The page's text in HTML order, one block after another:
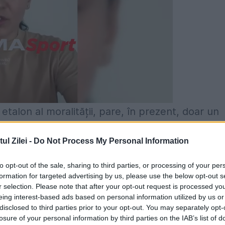
Zilei - Do Not Process My Personal Information
opt-out of the sale, sharing to third parties, or processing of your
for targeted advertising by us, please use the below opt-out
selection. Please note that after your opt-out request is processed
interest-based ads based on personal information utilized by us
to third parties prior to your opt-out. You may separately
of your personal information by third parties on the IAB’s list of
al moralității, pare, în prezent, doar un
încearcă să scape prin înțepături adânci
Manolescu, omul care a schimbat
(a treia oară) la poziția de lider, și grupul
de la conducerea Uniunii - lumea
câmp de luptă.